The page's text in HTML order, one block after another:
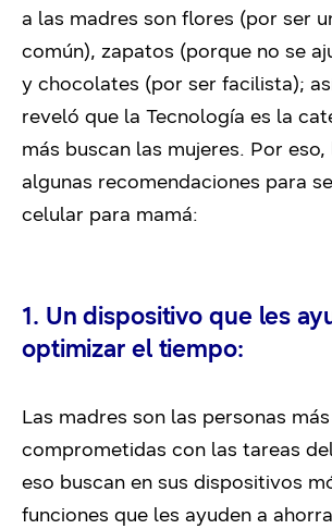
a las madres son flores (por ser
común), zapatos (porque no se
y chocolates (por ser facilista);
reveló que la Tecnología es la
más buscan las mujeres. Por
algunas recomendaciones para
celular para mamá:
1. Un dispositivo que les
optimizar el tiempo:
Las madres son las personas más
comprometidas con las tareas
eso buscan en sus dispositivos
funciones que les ayuden a